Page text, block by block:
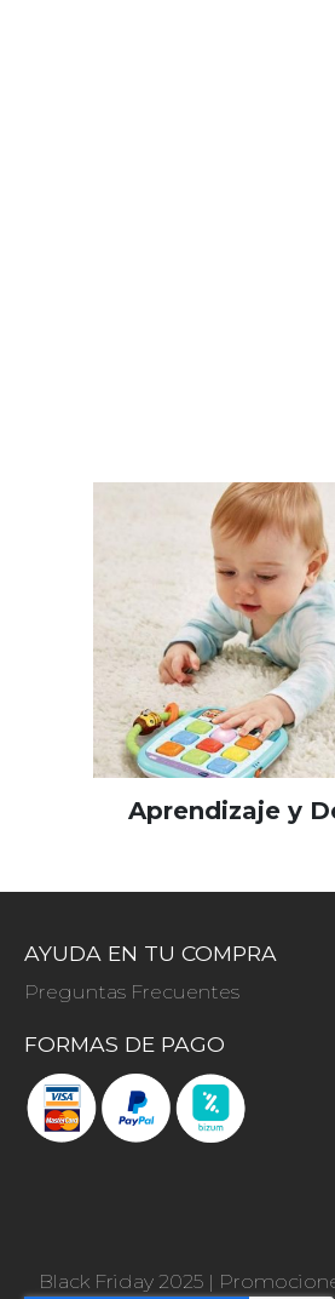
Aprendizaje y
AYUDA EN TU COMPRA
Preguntas Frecuentes
FORMAS DE PAGO
Black Friday 2025 |